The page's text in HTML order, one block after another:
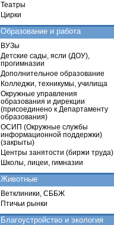
Театры
Цирки
Образование и работа
ВУЗы
Детские сады, ясли (ДОУ),
прогимназии
Дополнительное образование
Колледжи, техникумы, училища
Окружные управления
образования и дирекции
(присоединено к Департаменту
образования)
ОСИП (Окружные службы
информационной поддержки)
(закрыты)
Центры занятости (биржи труда)
Школы, лицеи, гимназии
Животные
Ветклиники, СББЖ
Птичьи рынки
Благоустройство и экология